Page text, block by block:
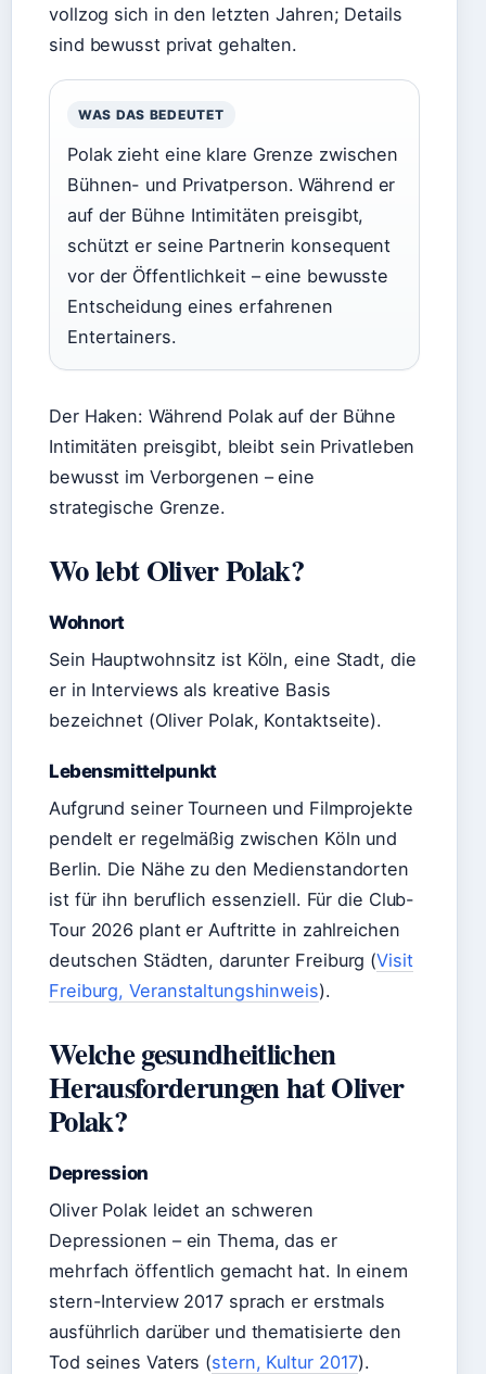
vollzog sich in den letzten Jahren; Details
sind bewusst privat gehalten.
WAS DAS BEDEUTET
Polak zieht eine klare Grenze zwischen
Bühnen- und Privatperson. Während er
auf der Bühne Intimitäten preisgibt,
schützt er seine Partnerin konsequent
vor der Öffentlichkeit – eine bewusste
Entscheidung eines erfahrenen
Entertainers.
Der Haken: Während Polak auf der Bühne
Intimitäten preisgibt, bleibt sein Privatleben
bewusst im Verborgenen – eine
strategische Grenze.
Wo lebt Oliver Polak?
Wohnort
Sein Hauptwohnsitz ist Köln, eine Stadt, die
er in Interviews als kreative Basis
bezeichnet (Oliver Polak, Kontaktseite).
Lebensmittelpunkt
Aufgrund seiner Tourneen und Filmprojekte
pendelt er regelmäßig zwischen Köln und
Berlin. Die Nähe zu den Medienstandorten
ist für ihn beruflich essenziell. Für die Club-
Tour 2026 plant er Auftritte in zahlreichen
deutschen Städten, darunter Freiburg (Visit
Freiburg, Veranstaltungshinweis).
Welche gesundheitlichen
Herausforderungen hat Oliver
Polak?
Depression
Oliver Polak leidet an schweren
Depressionen – ein Thema, das er
mehrfach öffentlich gemacht hat. In einem
stern-Interview 2017 sprach er erstmals
ausführlich darüber und thematisierte den
Tod seines Vaters (stern, Kultur 2017).